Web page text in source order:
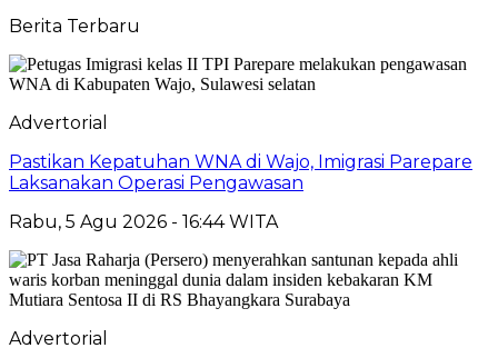
Berita Terbaru
Advertorial
Pastikan Kepatuhan WNA di Wajo, Imigrasi Parepare
Laksanakan Operasi Pengawasan
Rabu, 5 Agu 2026 - 16:44 WITA
Advertorial